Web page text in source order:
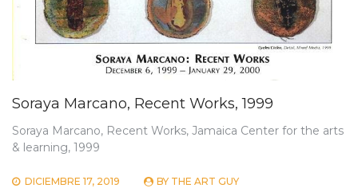
Soraya Marcano, Recent Works, 1999
Soraya Marcano, Recent Works, Jamaica Center for the arts
& learning, 1999
DICIEMBRE 17, 2019 BY THE ART GUY